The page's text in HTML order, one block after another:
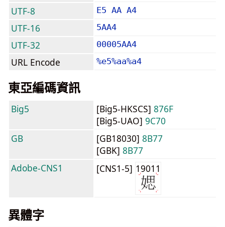
UTF-8 E5 AA A4
UTF-16 5AA4
UTF-32 00005AA4
URL Encode %e5%aa%a4
東亞編碼資訊
Big5 [Big5-HKSCS] 876F
[Big5-UAO] 9C70
GB
[GB18030] 8B77
[GBK] 8B77
Adobe-CNS1
[CNS1-5] 19011
異體字